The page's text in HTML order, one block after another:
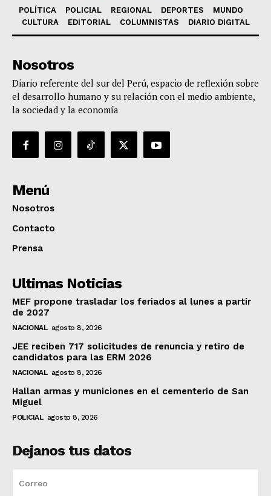
POLÍTICA POLICIAL REGIONAL DEPORTES
MUNDO
CULTURA
EDITORIAL COLUMNISTAS DIARIO DIGITAL
Nosotros
Diario referente del sur del Perú, espacio de reflexión sobre
el desarrollo humano y su relación con el medio ambiente,
la sociedad y la economía
Menú
Nosotros
Contacto
Prensa
Ultimas Noticias
MEF propone trasladar los feriados al lunes a partir
de 2027
NACIONAL agosto 8, 2026
JEE reciben 717 solicitudes de renuncia y retiro de
candidatos para las ERM 2026
NACIONAL agosto 8, 2026
Hallan armas y municiones en el cementerio de San
Miguel
POLICIAL agosto 8, 2026
Dejanos tus datos